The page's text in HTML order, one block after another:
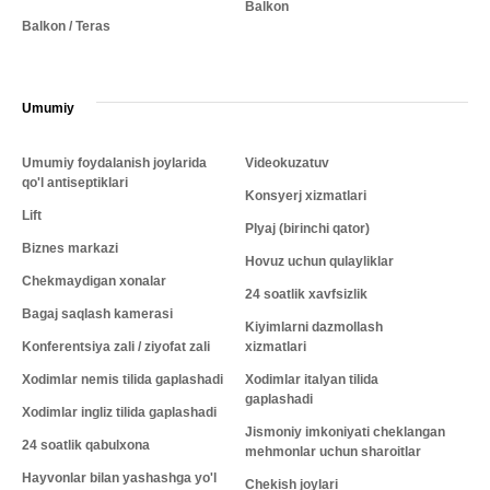
Balkon / Teras
Balkon
Umumiy
Umumiy foydalanish joylarida
qo'l antiseptiklari
Lift
Biznes markazi
Chekmaydigan xonalar
Bagaj saqlash kamerasi
Konferentsiya zali / ziyofat zali
Xodimlar nemis tilida gaplashadi
Xodimlar ingliz tilida gaplashadi
24 soatlik qabulxona
Hayvonlar bilan yashashga yo'l
Videokuzatuv
Konsyerj xizmatlari
Plyaj (birinchi qator)
Hovuz uchun qulayliklar
24 soatlik xavfsizlik
Kiyimlarni dazmollash
xizmatlari
Xodimlar italyan tilida
gaplashadi
Jismoniy imkoniyati cheklangan
mehmonlar uchun sharoitlar
Chekish joylari